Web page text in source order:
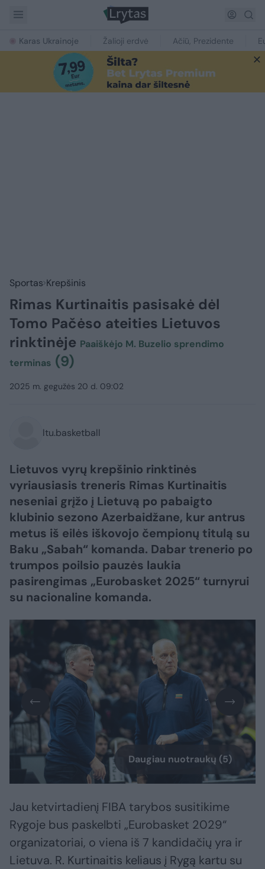
Karas Ukrainoje Žalioji erdvė Ačiū, Prezidente
Sportas Krepšinis
Rimas Kurtinaitis pasisakė dėl
Tomo Pačėso ateities Lietuvos
rinktinėje Paaiškėjo M. Buzelio sprendimo
terminas (9)
2025 m. gegužės 20 d. 09:02
ltu.basketball
Lietuvos vyrų krepšinio rinktinės
vyriausiasis treneris Rimas Kurtinaitis
neseniai grįžo į Lietuvą po pabaigto
klubinio sezono Azerbaidžane, kur antrus
metus iš eilės iškovojo čempionų titulą su
Baku „Sabah“ komanda. Dabar trenerio po
trumpos poilsio pauzės laukia
pasirengimas „Eurobasket 2025“ turnyrui
su nacionaline komanda.
Daugiau nuotraukų (5)
Jau ketvirtadienį FIBA tarybos susitikime
Rygoje bus paskelbti „Eurobasket 2029“
organizatoriai, o viena iš 7 kandidačių yra ir
Lietuva. R. Kurtinaitis keliaus į Rygą kartu su